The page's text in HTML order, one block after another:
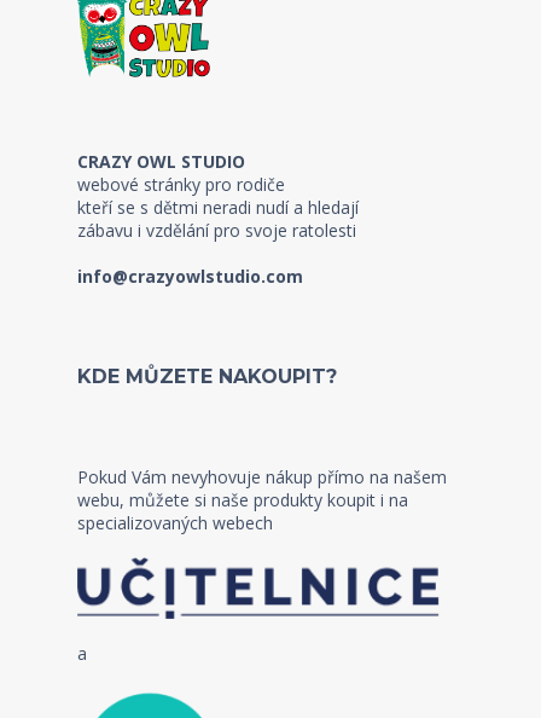
CRAZY OWL STUDIO
webové stránky pro rodiče
kteří se s dětmi neradi nudí a hledají
zábavu i vzdělání pro svoje ratolesti
info@crazyowlstudio.com
KDE MŮZETE NAKOUPIT?
Pokud Vám nevyhovuje nákup přímo na našem
webu, můžete si naše produkty koupit i na
specializovaných webech
a